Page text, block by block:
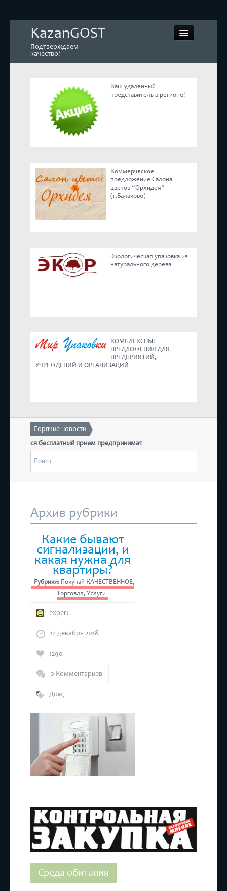
KazanGOST
Подтверждаем
качество!
Контрольная закупка
Дегустации. Экспертиза
Экспертное мнение
Корпоративные блоги
Предложения
Ваш удаленный
представитель в регионе!
Коммерческое
предложение Салона
цветов “Орхидея”
(г.Балаково)
Экологическая упаковка из
натурального дерева
КОМПЛЕКСНЫЕ
ПРЕДЛОЖЕНИЯ ДЛЯ
ПРЕДПРИЯТИЙ,
УЧРЕЖДЕНИЙ И ОРГАНИЗАЦИЙ
Горячие новости
бесплатный прием предпринимателей
“Дни Ассамблеи женщин-руководителей в Татарстане”
4
бесплатный прием предпринимателей
Архив рубрики
Какие бывают
сигнализации, и
какая нужна для
квартиры?
Рубрики: Покупай КАЧЕСТВЕННОЕ,
Торговля,Услуги
expert
12 декабря 2018
1290
0 Комментариев
Дом,
Среда обитания